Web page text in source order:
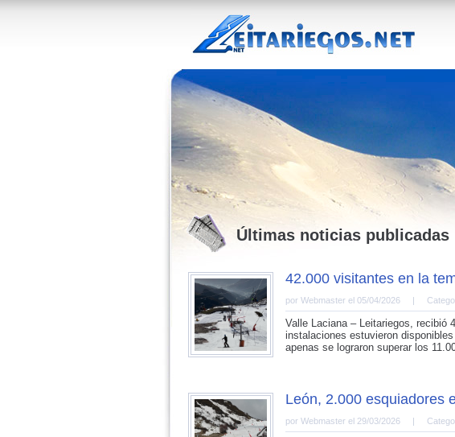
Últimas noticias publicadas
42.000 visitantes en la
por Webmaster el 05/04/2026 |
Valle Laciana – Leitariegos, recibió
instalaciones estuvieron
apenas se lograron superar los
León, 2.000 esquiadores
por Webmaster el 29/03/2026 |